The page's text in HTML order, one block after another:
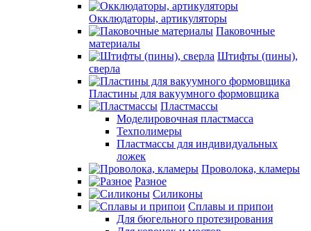
Окклюдаторы, артикуляторы
Паковочные
материалы
Штифты (пины),
сверла
Пластины для вакуумного формовщика
Пластмассы
Моделировочная пластмасса
Техполимеры
Пластмассы для индивидуальных
ложек
Проволока, кламеры
Разное
Силиконы
Сплавы и припои
Для бюгельного протезирования